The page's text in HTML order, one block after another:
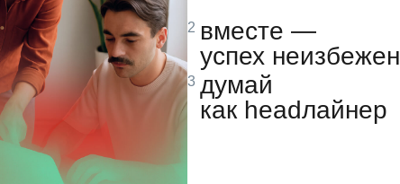
вместе —
успех неизбежен
думай
как headлайнер